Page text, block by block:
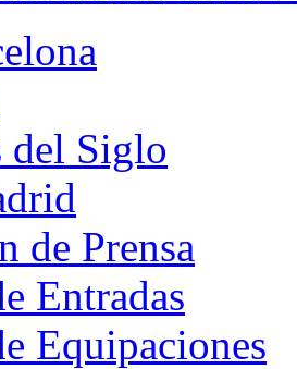
del Siglo
de Prensa
Entradas
Equipaciones